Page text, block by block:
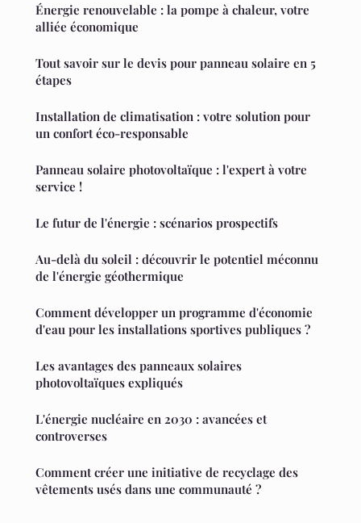
Énergie renouvelable : la pompe à chaleur, votre
alliée économique
Tout savoir sur le devis pour panneau solaire en 5
étapes
Installation de climatisation : votre solution pour
un confort éco-responsable
Panneau solaire photovoltaïque : l'expert à votre
service !
Le futur de l'énergie : scénarios prospectifs
Au-delà du soleil : découvrir le potentiel méconnu
de l'énergie géothermique
Comment développer un programme d'économie
d'eau pour les installations sportives publiques ?
Les avantages des panneaux solaires
photovoltaïques expliqués
L'énergie nucléaire en 2030 : avancées et
controverses
Comment créer une initiative de recyclage des
vêtements usés dans une communauté ?